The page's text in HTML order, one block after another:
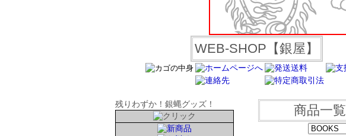
WEB-SHOP【銀屋】
残りわずか！銀蝿グッズ！ 商品一覧